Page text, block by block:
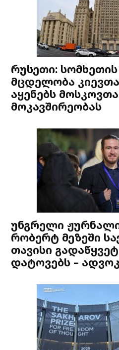
რუსეთი:
მცდელობა
აყენებს
მოკავშირეობას
უნგრელი
რობერტ მეზეში
თავისი
დატოვებს –